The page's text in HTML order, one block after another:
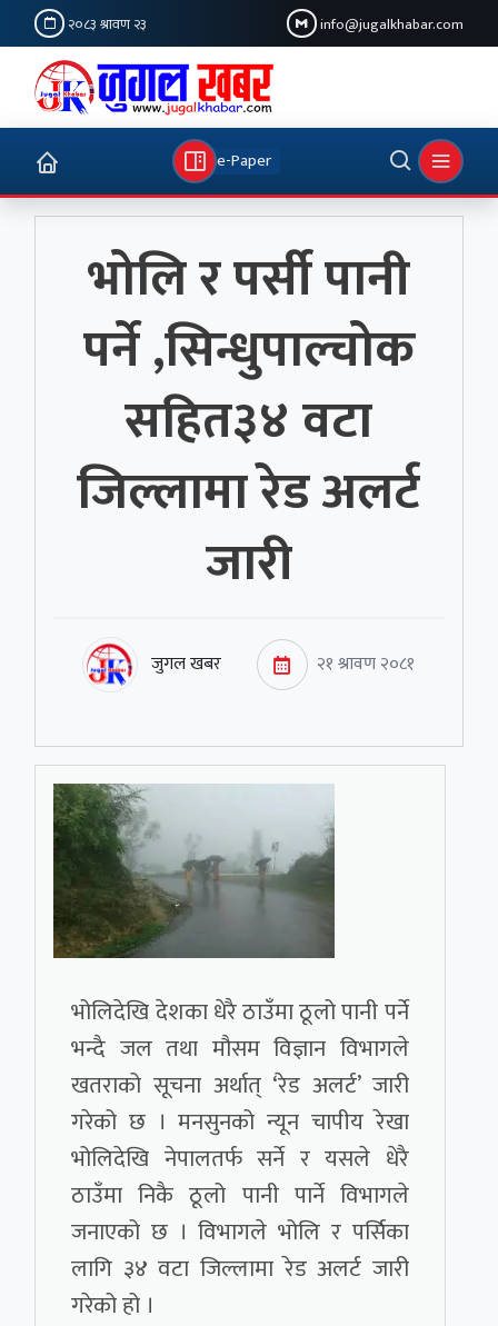
२०८३ श्रावण २३ info@jugalkhabar.com
e-Paper
भोलि र पर्सी पानी
पर्ने ,सिन्धुपाल्चोक
सहित३४ वटा
जिल्लामा रेड अलर्ट
जारी
जुगल खबर २१ श्रावण २०८१
भोलिदेखि देशका धेरै ठाउँमा ठूलो पानी पर्ने
भन्दै जल तथा मौसम विज्ञान विभागले
खतराको सूचना अर्थात् ‘रेड अलर्ट’ जारी
गरेको छ । मनसुनको न्यून चापीय रेखा
भोलिदेखि नेपालतर्फ सर्ने र यसले धेरै
ठाउँमा निकै ठूलो पानी पार्ने विभागले
जनाएको छ । विभागले भोलि र पर्सिका
लागि ३४ वटा जिल्लामा रेड अलर्ट जारी
गरेको हो ।